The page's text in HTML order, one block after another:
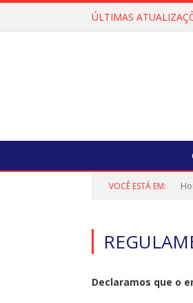
ÚLTIMAS
VOCÊ ESTÁ EM:
Declaramos que o